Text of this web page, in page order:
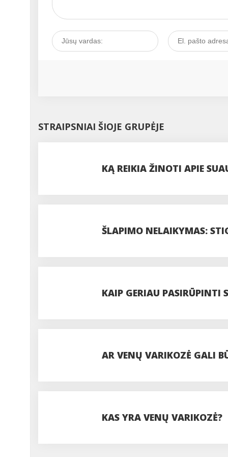
STRAIPSNIAI ŠIOJE GRUPĖJE
KĄ REIKIA ŽINOTI APIE
ŠLAPIMO NELAIKYMAS:
KAIP GERIAU PASIRŪPINTI
AR VENŲ VARIKOZĖ GALI
KAS YRA VENŲ VARIKOZĖ?